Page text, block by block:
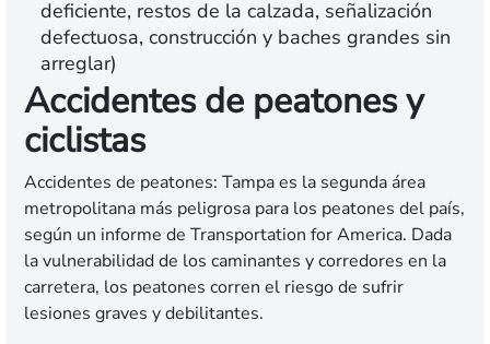
deficiente, restos de la calzada, señalización
defectuosa, construcción y baches grandes sin
arreglar)
Accidentes de peatones y
ciclistas
Accidentes de peatones: Tampa es la segunda área
metropolitana más peligrosa para los peatones del país,
según un informe de Transportation for America. Dada
la vulnerabilidad de los caminantes y corredores en la
carretera, los peatones corren el riesgo de sufrir
lesiones graves y debilitantes.